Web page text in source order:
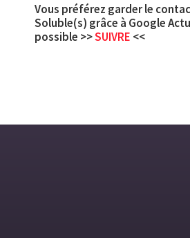
Vous préférez garder le
Soluble(s) grâce à Google
possible >>SUIVRE <<